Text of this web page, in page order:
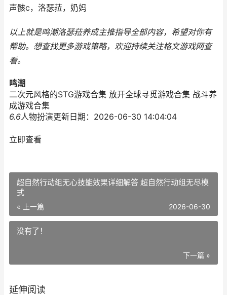
声骸c，洛瑟菈，奶妈
以上就是鸣潮洛瑟菈养成主推指导全部内容，希望对你有
帮助。 想查找更多游戏策略，欢迎持续关注格文游戏网查
看。
鸣潮
二次元风格的STG游戏合集 放开全球寻觅游戏合集 战斗养
成游戏合集
6.6人物扮演更新日期：2026-06-30 14:04:04
立即查看
超自然行动组无心技能效果详细解答 超自然行动组无尽模
式
« 上一篇 2026-06-30
没有了！
下一篇 »
延伸阅读